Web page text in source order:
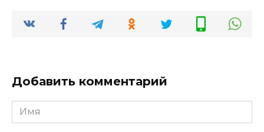
Добавить комментарий
Имя
*